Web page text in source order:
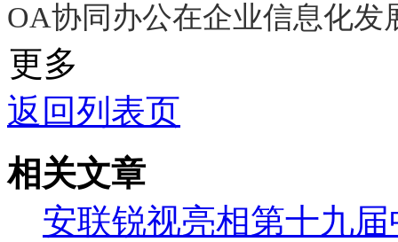
OA协同办公在企业信息化发
更多
返回列表页
相关文章
安联锐视亮相第十九